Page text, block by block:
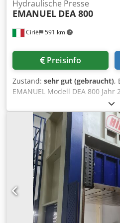
Ciriè 591 km
Hydraulische Presse
EMANUEL DEA 800
Preisinfo
Zustand: sehr gut (gebraucht),
EMANUEL Modell DEA 800
Lagernummer Cod.0337
Schlittenhub 900 mm.
mm/sec 400 mm
15 mm Arbeitsgeschwindigkeit
Maximales vertikales Licht.
Formträgertischgröße 2.500 x
Blechhaltertischgröße 2.380 x
Gesamtkraft (Tonnen) 600
Unterer Niederhalterhub 450